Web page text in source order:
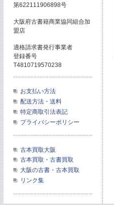
第622111906898号
大阪府古書籍商業協同組合加
盟店
適格請求書発行事業者
登録番号
T4810719570238
お支払い方法
配送方法・送料
特定商取引法表記
プライバシーポリシー
古本買取大阪
古本買取・古書買取
大阪の古書・古本買取
リンク集